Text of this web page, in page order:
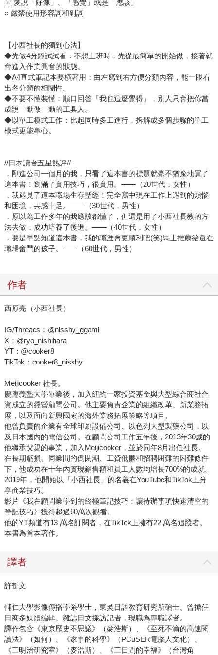
╳ 愛說「好像」、「感覺」或是「應該」
○ 嚴禁使用形容詞和副詞
【小西社長的獨到心法】
◆先做4分鐘試試看：不想上班時，先從最簡單的開始做，接著就
會進入作業興奮的狀態。
◆A4直式筆記本要橫著用：由左寫到右方便分類內容，能一眼看
出各分類的相關性。
◆不要不懂裝懂：順口回答「我也這麼覺得」，別人只會把你當
成說一動做一動的工具人。
◆以單工模式工作：比起同時多工進行，拆解成多個步驟的單工
模式更能專心。
//日本讀者五星熱評//
．剛進公司一個月的我，只看了這本書的標題就毫不猶豫地買了
這本書！寫滿了實用技巧，很實用。——（20世代，女性）
．我遇見了這本職場生存聖經！完全寫中現在工作上遇到的煩惱
和困境，共感十足。——（30世代，男性）
．原以為工作多年的我應該都懂了，但還是用了小西社長教的方
法去做，成功培養了後進。——（40世代，女性）
．要是早點知道這本書，我的職涯會更順利吧(笑)馬上推薦給還在
職場奮鬥的孩子。——（60世代，男性）
作者
西原亮（小西社長）
IG/Threads：@nisshy_ggami
X：@ryo_nishihara
YT：@cooker8
TikTok：cooker8_nisshy
Meijicooker 社長。
慶應義塾大學畢業後，加入紐約一家投資基金與大型綜合商社合
資成立的經營顧問公司。他主要負責企業的組織改革、新業務拓
展，以及面向新興國家的海外業務拓展策略等項目。
他曾負責的企業有全球印刷設備公司、以色列大型製藥公司，以
及日本國內的電信公司。在顧問公司工作五年後，2013年30歲的
他繼承父親的事業，加入Meijicooker，並於同年8月出任社長。
在長期虧損、同業間的倒閉潮、工資低廉和招聘困難的困難條件
下，他成功在十年內實現銷售額和員工人數均增長700%的成就。
2019年，他開始以「小西社長」的名義在YouTube和TikTok上分
享商業技巧。
影片《我在顧問業學到的終極筆記技巧：讓待辦事項快速清空的
筆記技巧》獲得超過60萬次觀看。
他的YT頻道有13 萬名訂閱者，在TikTok上擁有22 萬名追蹤者。
本書為首本著作。
譯者
許郁文
輔仁大學影像傳播學系學士，東吳日語教育研究所碩士。曾擔任
日商多媒體編輯、雜誌日文採訪記者，現職為專職譯者。
譯作包含《東京歷史不思議》（麥浩斯）、《至死不渝的高速閱
讀法》（如何）、《家事的科學》（PCuSER電腦人文化）、
《三明治研究室》（麥浩斯）、《三日間的幸福》（台灣角